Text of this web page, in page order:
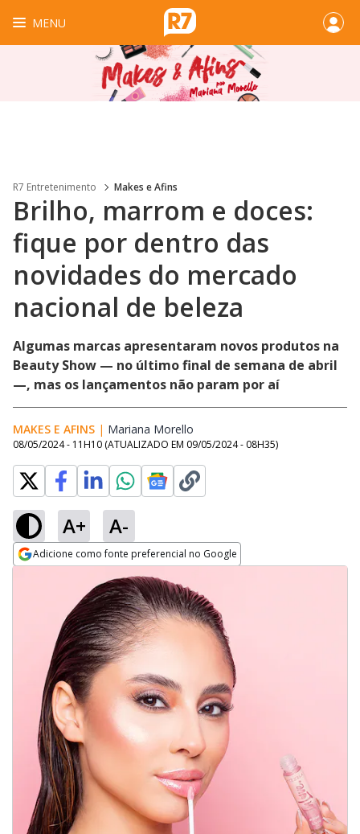
MENU
R7 Entretenimento Makes e Afins
Brilho, marrom e doces:
fique por dentro das
novidades do mercado
nacional de beleza
Algumas marcas apresentaram novos produtos na
Beauty Show — no último final de semana de abril
—, mas os lançamentos não param por aí
MAKES E AFINS | Mariana Morello
08/05/2024 - 11H10 (ATUALIZADO EM 09/05/2024 - 08H35)
A+ A-
Adicione como fonte preferencial no Google
Opens in new window